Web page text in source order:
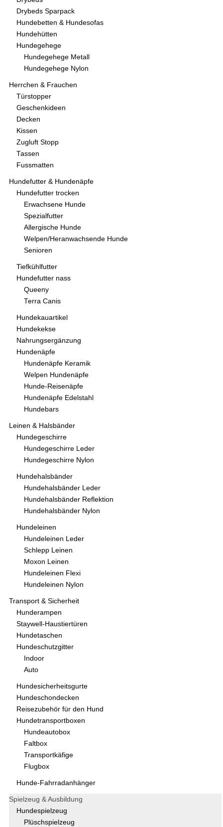
Drybeds Sparpack
Hundebetten & Hundesofas
Hundehütten
Hundegehege
Hundegehege Metall
Hundegehege Nylon
Herrchen & Frauchen
Türstopper
Geschenkideen
Decken
Kissen
Zugluft Stopp
Tassen
Fussmatten
Hundefutter & Hundenäpfe
Hundefutter trocken
Erwachsene Hunde
Spezialfutter
Allergische Hunde
Welpen/Heranwachsende Hunde
Senioren
Tiefkühlfutter
Hundefutter nass
Queeny
Terra Canis
Hundekauartikel
Hundekekse
Nahrungsergänzung
Hundenäpfe
Hundenäpfe Keramik
Welpen Hundenäpfe
Hunde-Reisenäpfe
Hundenäpfe Edelstahl
Hundebars
Leinen & Halsbänder
Hundegeschirre
Hundegeschirre Leder
Hundegeschirre Nylon
Hundehalsbänder
Hundehalsbänder Leder
Hundehalsbänder Reflektion
Hundehalsbänder Nylon
Hundeleinen
Hundeleinen Leder
Schlepp Leinen
Moxon Leinen
Hundeleinen Flexi
Hundeleinen Nylon
Transport & Sicherheit
Hunderampen
Staywell-Haustiertüren
Hundetaschen
Hundeschutzgitter
Indoor
Auto
Hundesicherheitsgurte
Hundeschondecken
Reisezubehör für den Hund
Hundetransportboxen
Hundeautobox
Faltbox
Transportkäfige
Flugbox
Hunde-Fahrradanhänger
Spielzeug & Ausbildung
Hundespielzeug
Plüschspielzeug